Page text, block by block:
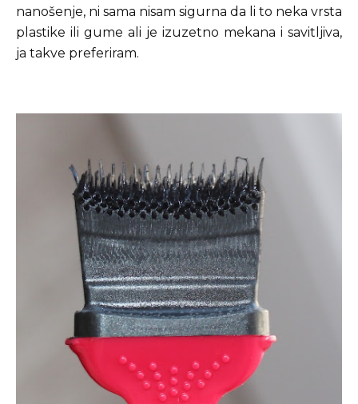
nanošenje, ni sama nisam sigurna da li to neka vrsta
plastike ili gume ali je izuzetno mekana i savitljiva,
ja takve preferiram.